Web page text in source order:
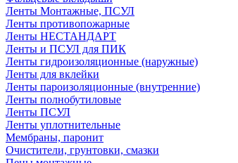
Ленты Монтажные, ПСУЛ
Ленты противопожарные
Ленты НЕСТАНДАРТ
Ленты и ПСУЛ для ПИК
Ленты гидроизоляционные (наружные)
Ленты для вклейки
Ленты пароизоляционные (внутренние)
Ленты полнобутиловые
Ленты ПСУЛ
Ленты уплотнительные
Мембраны, паронит
Очистители, грунтовки, смазки